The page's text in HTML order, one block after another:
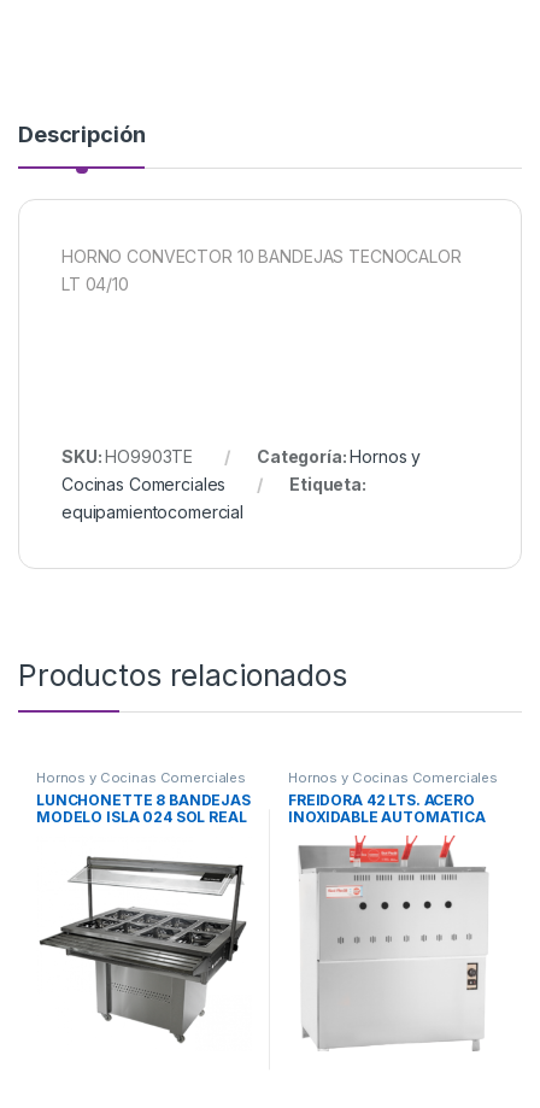
Descripción
HORNO CONVECTOR 10 BANDEJAS TECNOCALOR
LT 04/10
SKU:HO9903TE Categoría:Hornos y
Cocinas Comerciales
Etiqueta:
equipamientocomercial
Productos relacionados
Hornos y Cocinas Comerciales
LUNCHONETTE 8 BANDEJAS
MODELO ISLA 024 SOL REAL
Hornos y Cocinas Comerciales
FREIDORA 42 LTS. ACERO
INOXIDABLE AUTOMATICA
SOL REAL